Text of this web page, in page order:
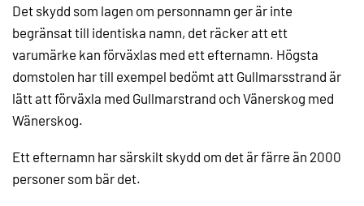
Det skydd som lagen om personnamn ger är inte
begränsat till identiska namn, det räcker att ett
varumärke kan förväxlas med ett efternamn. Högsta
domstolen har till exempel bedömt att Gullmarsstrand är
lätt att förväxla med Gullmarstrand och Vänerskog med
Wänerskog.
Ett efternamn har särskilt skydd om det är färre än 2000
personer som bär det.